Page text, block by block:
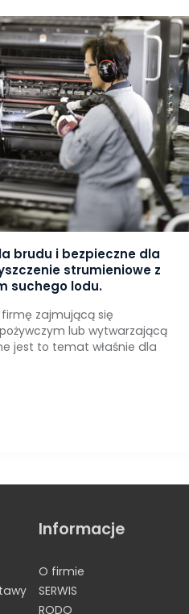
brudu i bezpieczne dla
strumieniowe z
suchego lodu.
firmę zajmującą się
lub wytwarzającą
jest to temat właśnie dla
Informacje
O firmie
SERWIS
RODO